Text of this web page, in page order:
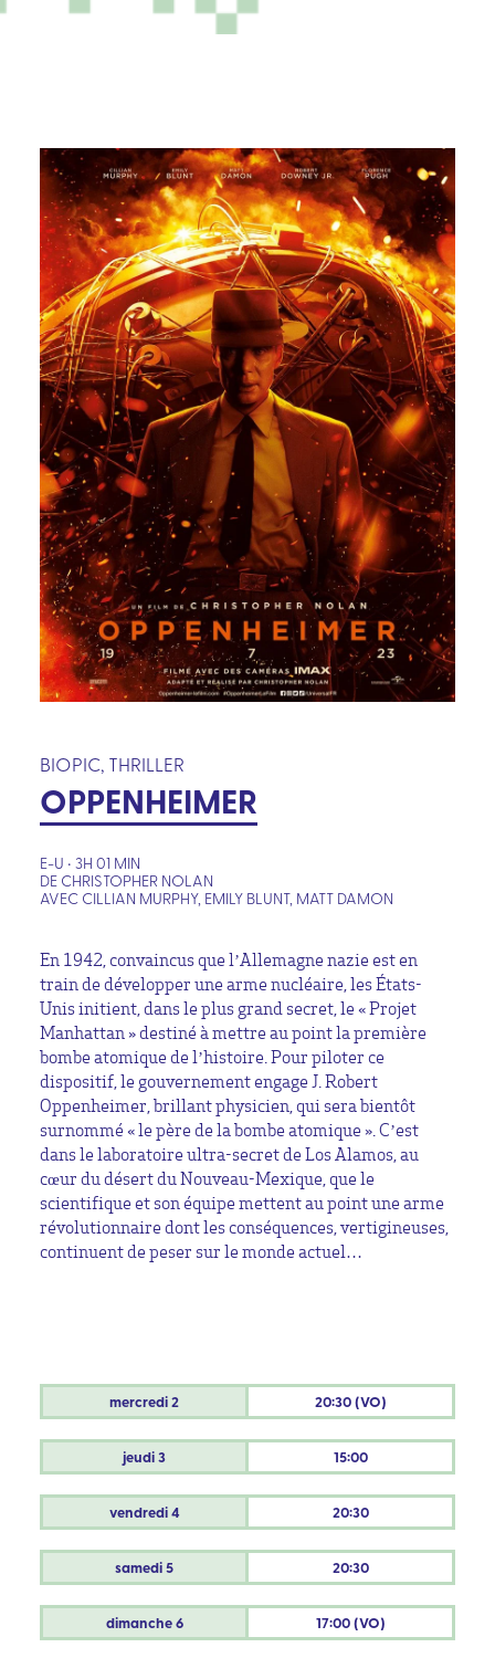
BIOPIC, THRILLER
OPPENHEIMER
E-U • 3H 01 MIN
DE CHRISTOPHER NOLAN
AVEC CILLIAN MURPHY, EMILY BLUNT, MATT DAMON
En 1942, convaincus que l’Allemagne nazie est en
train de développer une arme nucléaire, les États-
Unis initient, dans le plus grand secret, le « Projet
Manhattan » destiné à mettre au point la première
bombe atomique de l’histoire. Pour piloter ce
dispositif, le gouvernement engage J. Robert
Oppenheimer, brillant physicien, qui sera bientôt
surnommé « le père de la bombe atomique ». C’est
dans le laboratoire ultra-secret de Los Alamos, au
cœur du désert du Nouveau-Mexique, que le
scientifique et son équipe mettent au point une arme
révolutionnaire dont les conséquences, vertigineuses,
continuent de peser sur le monde actuel…
mercredi2 20:30 (VO)
jeudi3 15:00
vendredi4 20:30
samedi5 20:30
dimanche6 17:00 (VO)